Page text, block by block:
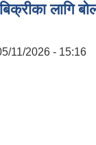
लागि
11/2026 - 15:16